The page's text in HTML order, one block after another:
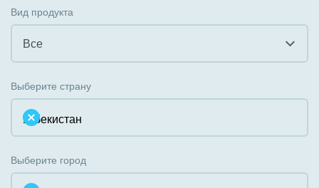
Интеграция с 1С
Внедрение Бизнес-процессов
Системное администрирование
Интернет-магазин и CRM
Государственные организации
Коммунальные услуги, ЖКХ
Некоммерческие, религиозные организации,
Недвижимость, риэлтерские компании
Вид продукта
Все
Облачный Битрикс24
Коробочная версия
Выберите страну
Выберите город